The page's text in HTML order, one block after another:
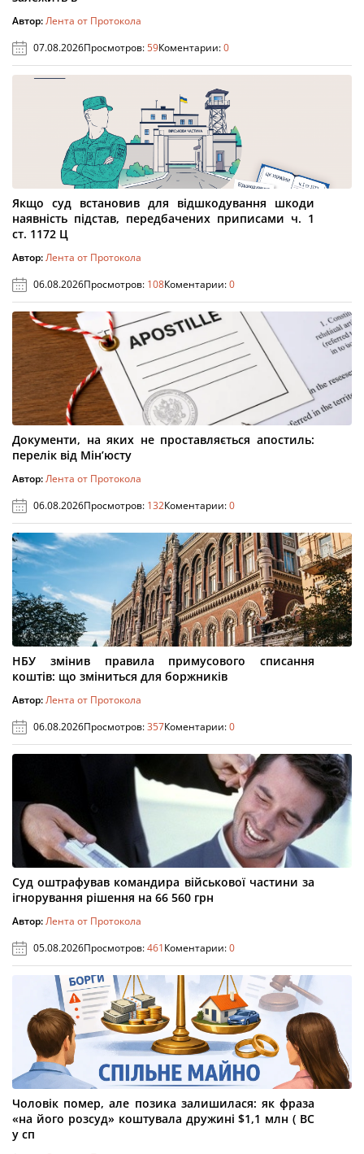
Автор:Лента от Протокола
07.08.2026Просмотров:59Коментарии:0
Якщо суд встановив для відшкодування шкоди
наявність підстав, передбачених приписами ч. 1
ст. 1172 Ц
Автор:Лента от Протокола
06.08.2026Просмотров: 108Коментарии:0
Документи, на яких не проставляється апостиль:
перелік від Мін’юсту
Автор:Лента от Протокола
06.08.2026Просмотров: 132Коментарии:0
НБУ змінив правила примусового списання
коштів: що зміниться для боржників
Автор:Лента от Протокола
06.08.2026Просмотров:357Коментарии:0
Суд оштрафував командира військової частини за
ігнорування рішення на 66 560 грн
Автор:Лента от Протокола
05.08.2026Просмотров:461Коментарии:0
Чоловік помер, але позика залишилася: як фраза
«на його розсуд» коштувала дружині $1,1 млн ( ВС
у сп